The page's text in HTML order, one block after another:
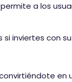
a los
inviertes con
en